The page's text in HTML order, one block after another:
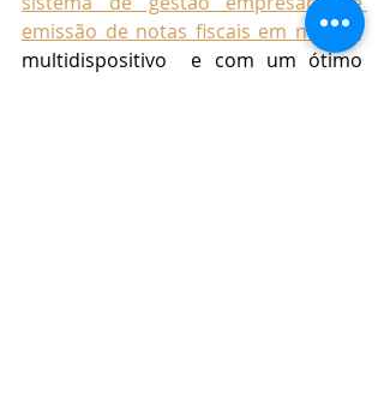
emissão de notas fiscais em nuvem ,
multidispositivo  e com um ótimo